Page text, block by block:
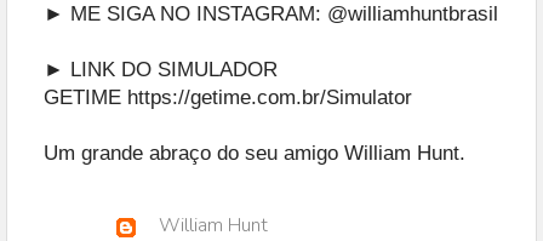
► ME SIGA NO INSTAGRAM: @williamhuntbrasil
► LINK DO SIMULADOR
GETIME https://getime.com.br/Simulator
Um grande abraço do seu amigo William Hunt.
William Hunt